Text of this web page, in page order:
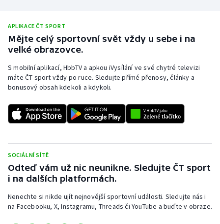
Ragby
Rychlobruslení
Rychlostní kanoistika
Short track
Triatlon
Veslování
APLIKACE ČT SPORT
Mějte celý sportovní svět vždy u sebe i na
velké obrazovce.
S mobilní aplikací, HbbTV a apkou iVysílání ve své chytré televizi
máte ČT sport vždy po ruce. Sledujte přímé přenosy, články a
bonusový obsah kdekoli a kdykoli.
SOCIÁLNÍ SÍTĚ
Odteď vám už nic neunikne. Sledujte ČT sport
i na dalších platformách.
Nenechte si nikde ujít nejnovější sportovní události. Sledujte nás i
na Facebooku, X, Instagramu, Threads či YouTube a buďte v obraze.